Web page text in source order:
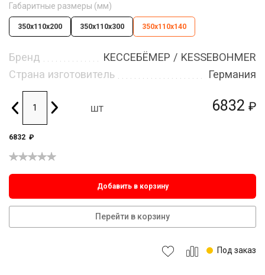
6832 ₽
Габаритные размеры (мм)
350х110х200 350х110х300 350х110х140
Бренд
КЕССЕБЁМЕР / KESSEBOHMER
Страна изготовитель
Германия
шт
6832 ₽
Добавить в корзину
Перейти в корзину
Под заказ